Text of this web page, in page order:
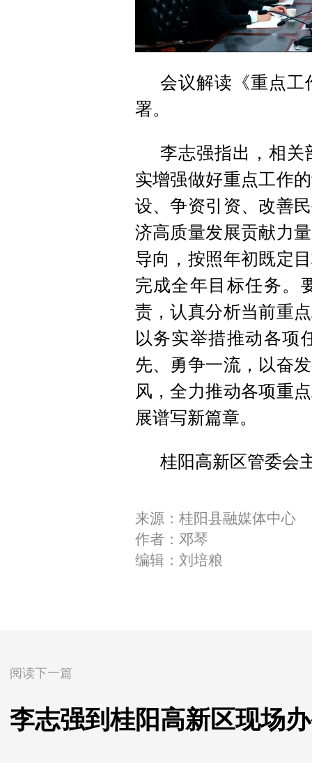
会议解读《重点工
署。
李志强指出，相
实增强做好重点工作
设、争资引资、改善
济高质量发展贡献力
导向，按照年初既定
完成全年目标任务。
责，认真分析当前重
以务实举措推动各项
先、勇争一流，以奋
风，全力推动各项重
展谱写新篇章。
桂阳高新区管委会
来源：桂阳县融媒体中心
作者：邓琴
编辑：刘培粮
阅读下一篇
李志强到桂阳高新区现场